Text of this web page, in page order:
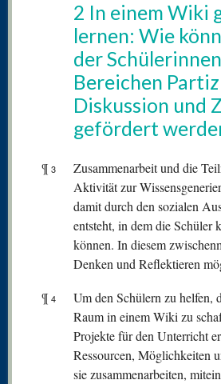
2 In einem Wiki
lernen: Wie
der
Bereichen
Diskussion und
gefördert
¶ 3
Zusammenarbeit und die
Aktivität zur
damit durch den sozialen
entsteht, in dem die Schüler
können. In diesem
Denken und Reflektieren
¶ 4
Um den Schülern zu helfen,
Raum in einem Wiki zu
Projekte für den Unterricht
Ressourcen, Möglichkeiten
sie zusammenarbeiten,